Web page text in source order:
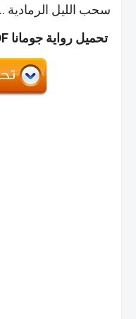
سحب الليل الرمادية ..
تحميل رواية جومانا PDF